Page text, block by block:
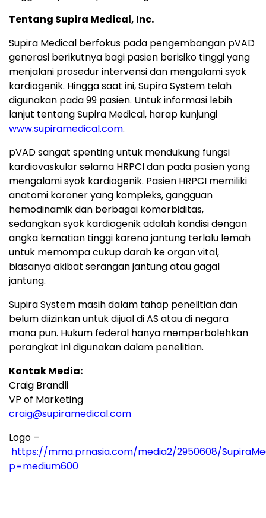
Tentang Supira Medical, Inc.
Supira Medical berfokus pada pengembangan pVAD
generasi berikutnya bagi pasien berisiko tinggi yang
menjalani prosedur intervensi dan mengalami syok
kardiogenik. Hingga saat ini, Supira System telah
digunakan pada 99 pasien. Untuk informasi lebih
lanjut tentang Supira Medical, harap kunjungi
www.supiramedical.com.
pVAD sangat spenting untuk mendukung fungsi
kardiovaskular selama HRPCI dan pada pasien yang
mengalami syok kardiogenik. Pasien HRPCI memiliki
anatomi koroner yang kompleks, gangguan
hemodinamik dan berbagai komorbiditas,
sedangkan syok kardiogenik adalah kondisi dengan
angka kematian tinggi karena jantung terlalu lemah
untuk memompa cukup darah ke organ vital,
biasanya akibat serangan jantung atau gagal
jantung.
Supira System masih dalam tahap penelitian dan
belum diizinkan untuk dijual di AS atau di negara
mana pun. Hukum federal hanya memperbolehkan
perangkat ini digunakan dalam penelitian.
Kontak Media:
Craig Brandli
VP of Marketing
craig@supiramedical.com
Logo –
https://mma.prnasia.com/media2/2950608/
p=medium600